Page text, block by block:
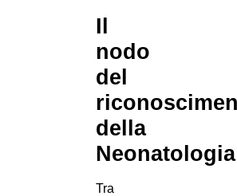
Il
nodo
del
della
Neonatologia
Tra